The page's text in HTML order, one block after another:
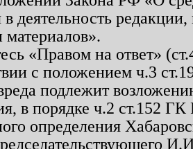
деятельность
«Правом на ответ»
с положением ч.3
подлежит
в порядке ч.2 ст.152
определения